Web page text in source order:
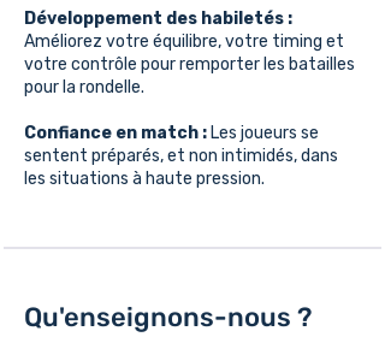
Développement des habiletés :
Améliorez votre équilibre, votre timing et
votre contrôle pour remporter les batailles
pour la rondelle.
Confiance en match : Les joueurs se
sentent préparés, et non intimidés, dans
les situations à haute pression.
Qu'enseignons-nous ?